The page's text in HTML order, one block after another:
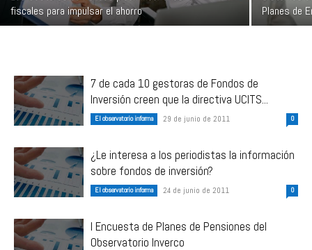
fiscales para impulsar el ahorro
Planes de
7 de cada 10 gestoras de Fondos de
Inversión creen que la directiva UCITS...
El observatorio informa 29 de junio de 2011 0
¿Le interesa a los periodistas la información
sobre fondos de inversión?
El observatorio informa 24 de junio de 2011 0
I Encuesta de Planes de Pensiones del
Observatorio Inverco